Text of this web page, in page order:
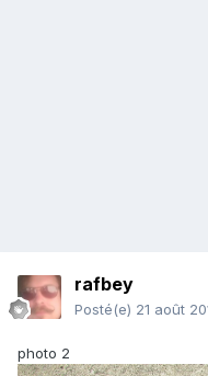
rafbey
Posté(e) 21 août
photo 2